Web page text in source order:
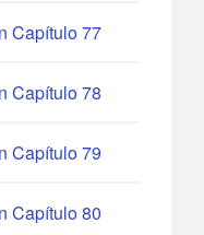
Capítulo 77
Capítulo 78
Capítulo 79
Capítulo 80